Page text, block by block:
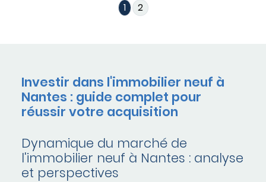
1 2
Investir dans l'immobilier neuf à
Nantes : guide complet pour
réussir votre acquisition
Dynamique du marché de
l'immobilier neuf à Nantes : analyse
et perspectives